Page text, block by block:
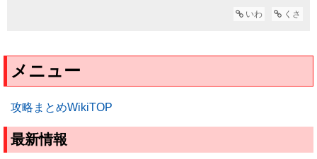
いわ くさ
メニュー
攻略まとめWikiTOP
最新情報